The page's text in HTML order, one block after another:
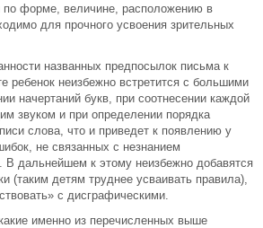
по форме, величине, расположению в
для прочного усвоения зрительных
названных предпосылок письма к
ребенок неизбежно встретится с большими
начертаний букв, при соотнесении каждой
звуком и при определении порядка
слова, что и приведет к появлению у
не связанных с незнанием
В дальнейшем к этому неизбежно добавятся
(таким детям труднее усваивать правила),
с дисграфическими.
именно из перечисленных выше